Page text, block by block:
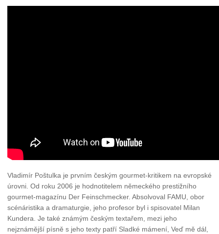
Vladimír Poštulka je prvním českým gourmet-kritikem na evropské
úrovni. Od roku 2006 je hodnotitelem německého prestižního
gourmet-magazínu Der Feinschmecker. Absolvoval FAMU, obor
scénáristika a dramaturgie, jeho profesor byl i spisovatel Milan
Kundera. Je také známým českým textařem, mezi jeho
nejznámější písně s jeho texty patří Sladké mámení, Veď mě dál,